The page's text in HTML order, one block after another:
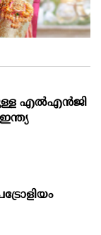
എൽഎൻജി